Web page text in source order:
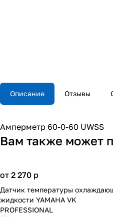
Описание Отзывы
Амперметр 60-0-60 UWSS
Вам также может
от 2 270 p
Датчик температуры
жидкости YAMAHA VK
PROFESSIONAL